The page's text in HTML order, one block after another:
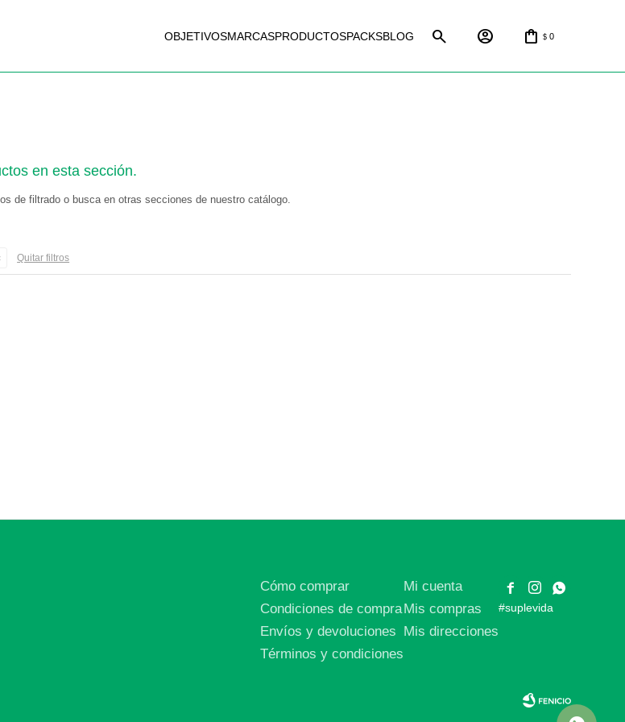
OBJETIVOSMARCASPRODUCTOSPACKSBLOG $ 0
en esta sección.
de filtrado o busca en otras secciones de nuestro catálogo.
Quitar filtros
Cómo comprar
Condiciones de compra
Envíos y devoluciones
Términos y condiciones
Mi cuenta
Mis compras
Mis direcciones
 

#suplevida